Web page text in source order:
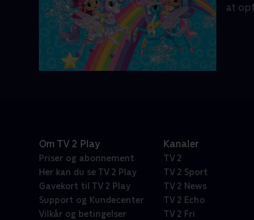
at
Om TV 2 Play
Priser og abonnement
Her kan du se TV 2 Play
Gavekort til TV 2 Play
Support og Kundecenter
Vilkår og betingelser
Kanaler
TV 2
TV 2 Sport
TV 2 News
TV 2 Echo
TV 2 Fri